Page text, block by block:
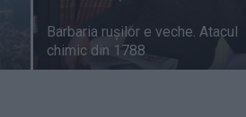
Barbaria rușilor e veche. Atacul
chimic din 1788